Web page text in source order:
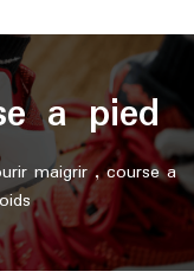
a pied
maigrir,course a